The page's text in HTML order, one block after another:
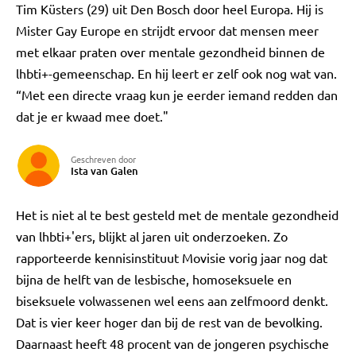
Tim Küsters (29) uit Den Bosch door heel Europa. Hij is
Mister Gay Europe en strijdt ervoor dat mensen meer
met elkaar praten over mentale gezondheid binnen de
lhbti+-gemeenschap. En hij leert er zelf ook nog wat van.
“Met een directe vraag kun je eerder iemand redden dan
dat je er kwaad mee doet."
Geschreven door
Ista van Galen
Het is niet al te best gesteld met de mentale gezondheid
van lhbti+'ers, blijkt al jaren uit onderzoeken. Zo
rapporteerde kennisinstituut Movisie vorig jaar nog dat
bijna de helft van de lesbische, homoseksuele en
biseksuele volwassenen wel eens aan zelfmoord denkt.
Dat is vier keer hoger dan bij de rest van de bevolking.
Daarnaast heeft 48 procent van de jongeren psychische